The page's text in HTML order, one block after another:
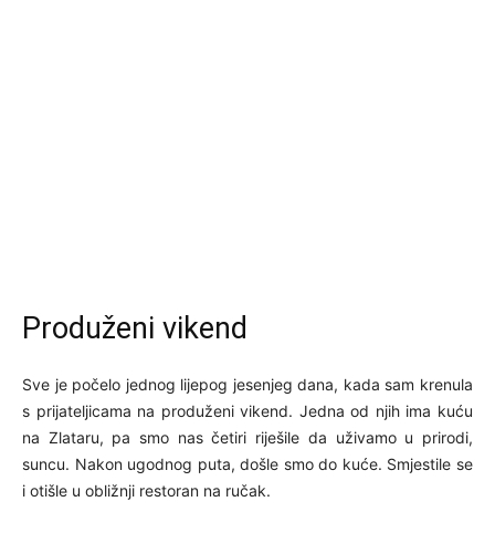
Produženi vikend
Sve je počelo jednog lijepog jesenjeg dana, kada sam krenula
s prijateljicama na produženi vikend. Jedna od njih ima kuću
na Zlataru, pa smo nas četiri riješile da uživamo u prirodi,
suncu. Nakon ugodnog puta, došle smo do kuće. Smjestile se
i otišle u obližnji restoran na ručak.